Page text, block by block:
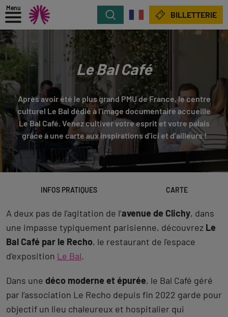
Menu
Rechercher BILLETTERIE
Le Bal Café
Après avoir été le plus grand PMU de France, le centre
culturel Le Bal dédié à l’image documentaire accueille
Le Bal Café. Venez cultiver votre esprit et votre palais
grâce à une carte aux inspirations d’ici et d’ailleurs !
INFOS PRATIQUES CARTE
A deux pas de l’agitation de l’avenue de Clichy, dans
une impasse typiquement parisienne, découvrez Le
Bal Café par le Recho, le restaurant de l'espace
d'exposition Le Bal.
Dans une déco moderne et épurée, le Bal Café géré
par l’association Le Recho depuis fin 2022 garde pour
objectif un lieu chaleureux et hospitalier qui